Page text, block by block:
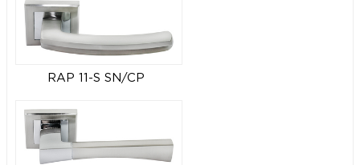
RAP 11-S SN/CP